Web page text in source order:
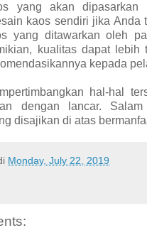
yang akan dipasarkan
kaos sendiri jika Anda
yang ditawarkan oleh
kualitas dapat lebih
kepada
hal-hal
dengan lancar. Salam
disajikan di atas
Monday, July 22, 2019